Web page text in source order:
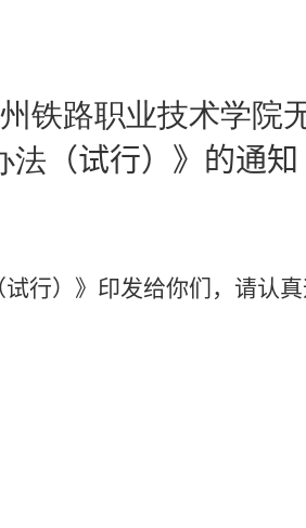
铁路职业技术学院
法 （试行） 》 的通知
行） 》 印发给你们，请认真